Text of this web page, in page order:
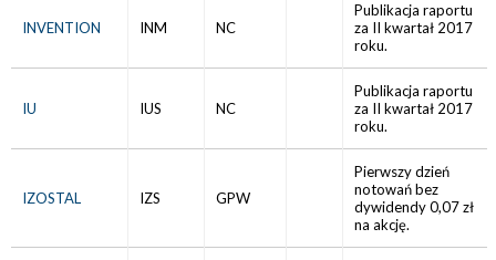
INVENTION INM NC
Publikacja raportu
za II kwartał 2017
roku.
IU IUS NC
Publikacja raportu
za II kwartał 2017
roku.
IZOSTAL IZS GPW
Pierwszy dzień
notowań bez
dywidendy 0,07 zł
na akcję.